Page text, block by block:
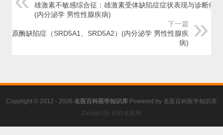
雄激素不敏感综合征：雄激素受体缺陷症症状表现与诊断依据
(内分泌学 男性性腺疾病)
下一篇
还原酶缺陷症（SRD5A1、SRD5A2）(内分泌学 男性性腺疾
病)
Copyright © 2012 - 2026 名医百科医学知识库 Powered by 名医百科医学知识库
Design By 百科名医网